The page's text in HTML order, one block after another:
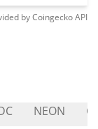
byCoingeckoAPI
NEON